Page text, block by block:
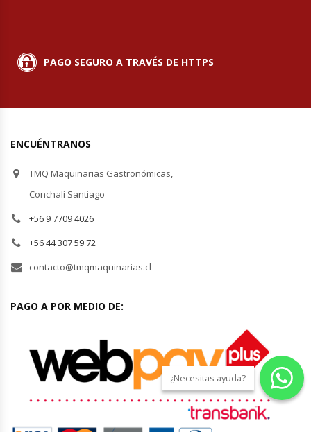
PAGO SEGURO A TRAVÉS DE HTTPS
ENCUÉNTRANOS
TMQ Maquinarias Gastronómicas,
Conchalí Santiago
+56 9 7709 4026
+56 44 307 59 72
contacto@tmqmaquinarias.cl
PAGO A POR MEDIO DE:
¿Necesitas ayuda?